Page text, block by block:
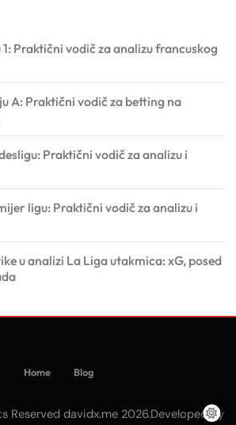
Praktični vodič za analizu francuskog
A: Praktični vodič za betting na
Praktični vodič za analizu i
ligu: Praktični vodič za analizu i
u analizi La Liga utakmica: xG, posed
Home Blog
Reserved davidx.me 2026.Developed By